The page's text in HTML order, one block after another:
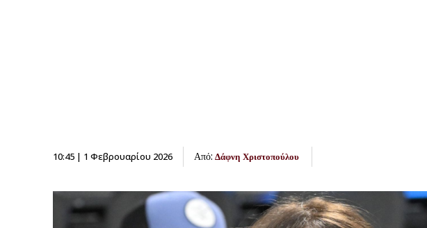
10:45 | 1 Φεβρουαρίου 2026 Από: Δάφνη Χριστοπούλου